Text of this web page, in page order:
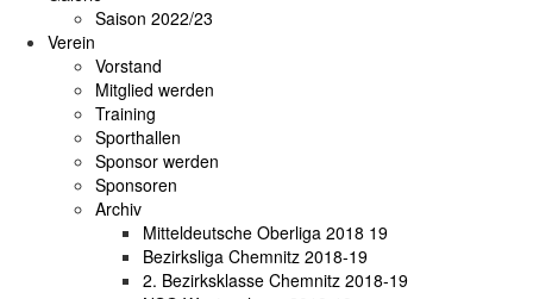
Saison 2022/23
Verein
Vorstand
Mitglied werden
Training
Sporthallen
Sponsor werden
Sponsoren
Archiv
Mitteldeutsche Oberliga 2018 19
Bezirksliga Chemnitz 2018-19
2. Bezirksklasse Chemnitz 2018-19